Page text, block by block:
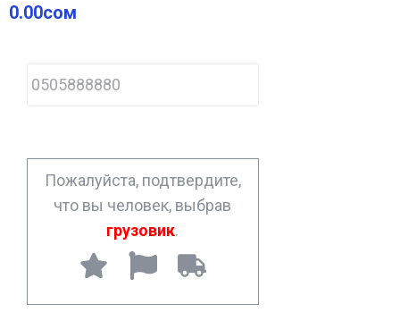
0.00сом
h
o
*
Пожалуйста, подтвердите,
что вы человек, выбрав
грузовик.